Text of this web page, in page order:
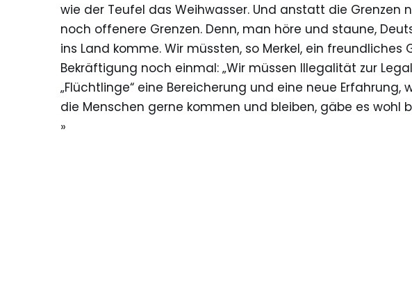
wie der Teufel das Weihwasser. Und anstatt die Grenzen
noch offenere Grenzen. Denn, man höre und staune,
ins Land komme. Wir müssten, so Merkel, ein freundliches
Bekräftigung noch einmal: „Wir müssen Illegalität zur
„Flüchtlinge“ eine Bereicherung und eine neue
die Menschen gerne kommen und bleiben, gäbe es wohl
»